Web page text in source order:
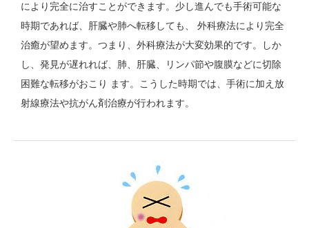
により完全に治すことができます。少し進んでも手術可能な
時期であれば、肝臓や肺へ転移しても、 外科療法により完全
治癒が望めます。つまり、外科療法が大変効果的です。しか
し、発見が遅れれば、肺、肝臓、リンパ節や腹膜などに切除
困難な転移がおこり ます。こうした時期では、手術に加え放
射線療法や抗がん剤治療が行われます。